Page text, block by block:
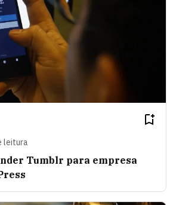
leitura
Tumblr para empresa